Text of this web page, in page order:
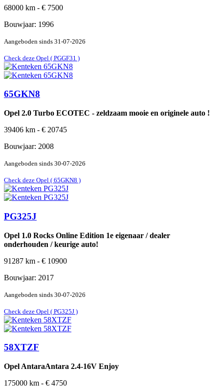
68000 km - € 7500
Bouwjaar: 1996
Aangeboden sinds 31-07-2026
Check deze Opel ( PGGF31 )
65GKN8
Opel 2.0 Turbo ECOTEC - zeldzaam mooie en originele auto !
39406 km - € 20745
Bouwjaar: 2008
Aangeboden sinds 30-07-2026
Check deze Opel ( 65GKN8 )
PG325J
Opel 1.0 Rocks Online Edition 1e eigenaar / dealer
onderhouden / keurige auto!
91287 km - € 10900
Bouwjaar: 2017
Aangeboden sinds 30-07-2026
Check deze Opel ( PG325J )
58XTZF
Opel AntaraAntara 2.4-16V Enjoy
175000 km - € 4750